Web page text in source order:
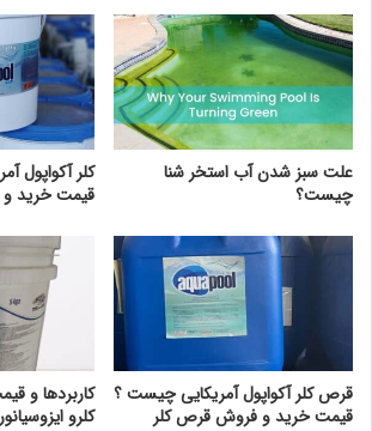
علت سبز شدن آب استخر شنا
چیست؟
کلر آکواپول
قیمت خرید و
قرص کلر آکواپول آمریکایی چیست ؟
قیمت خرید و فروش قرص کلر
کاربردها و
کلرو